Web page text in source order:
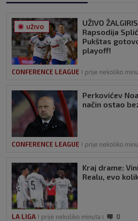
UŽIVO
UŽIVO
Rapsodija
Pukštas
playoff!
CONFERENCE LEAGUE prije nekoliko
Perkovićev
način ostao
CONFERENCE LEAGUE prije nekoliko
Kraj drame:
Realu, evo
LA LIGA prije nekoliko minuta 0